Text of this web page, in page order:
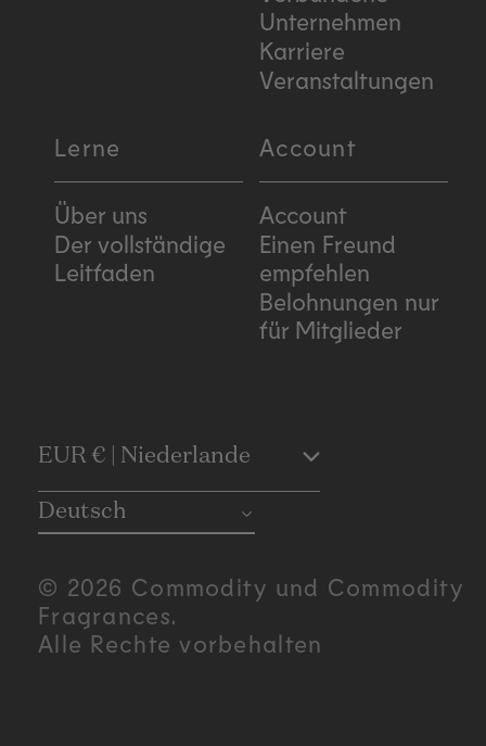
Unternehmen
Karriere
Veranstaltungen
Lerne
Über uns
Der vollständige
Leitfaden
Account
Account
Einen Freund
empfehlen
Belohnungen nur
für Mitglieder
C
o
u
n
EUR € | Niederlande
Deutsch
© 2026 Commodity und Commodity
Fragrances.
Alle Rechte vorbehalten